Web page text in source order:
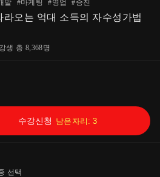
발 #마케팅 #영업 #승진
오는 억대 소득의 자수성가법
생 총 8,368명
수강신청 남은자리: 3
선택